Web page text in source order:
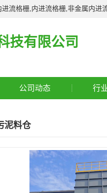
流格栅,内进流格栅,非金属内
技有限公司
公司动态 行
泥料仓